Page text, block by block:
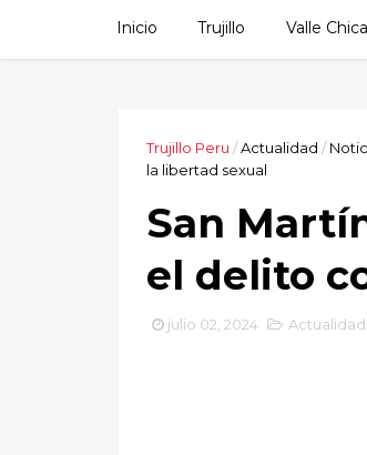
Inicio Trujillo Valle
Trujillo Peru /Actualidad /
la libertad sexual
San
el delito
julio 02, 2024 Actualidad